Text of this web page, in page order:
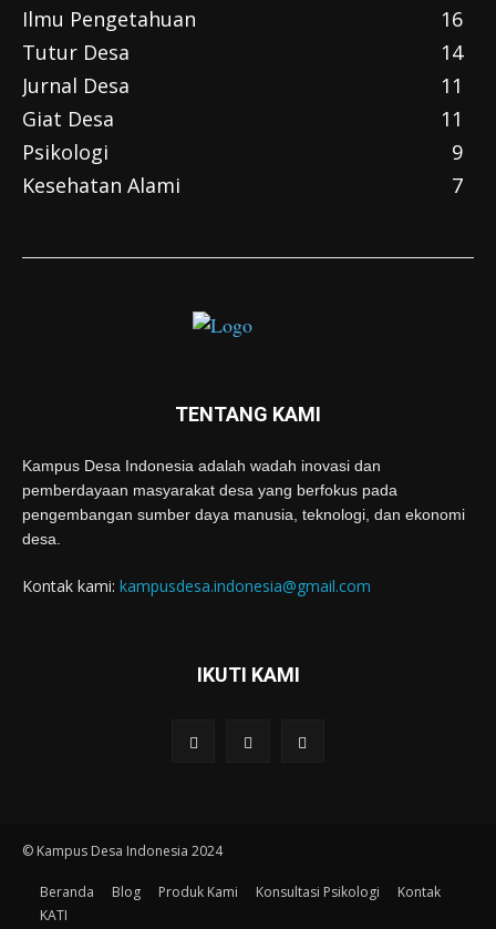
Ilmu Pengetahuan
16
Tutur Desa
14
Jurnal Desa
11
Giat Desa
11
Psikologi
9
Kesehatan Alami
7
TENTANG KAMI
Kampus Desa Indonesia adalah wadah inovasi dan
pemberdayaan masyarakat desa yang berfokus pada
pengembangan sumber daya manusia, teknologi, dan ekonomi
desa.
Kontak kami: kampusdesa.indonesia@gmail.com
IKUTI KAMI
© Kampus Desa Indonesia 2024
Beranda Blog Produk Kami Konsultasi Psikologi
Kontak
KATI